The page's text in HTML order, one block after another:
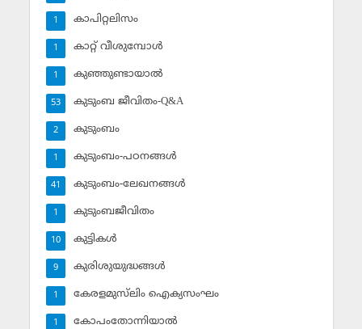
കാപിറ്റലിസം
1
കാറ്റ് വീശുമ്പോള്‍
1
കുഞ്ഞുണ്ടായാല്‍
1
കുടുംബ ജീവിതം-Q&A
53
കുടുംബം
2
കുടുംബം-പഠനങ്ങള്‍
1
കുടുംബം-ലേഖനങ്ങള്‍
41
കുടുംബജീവിതം
1
കുട്ടികള്‍
10
കുരിശുയുദ്ധങ്ങള്‍
9
കേരളമുസ്‌ലിം ഐക്യസംഘം
1
കോപംതോന്നിയാല്‍
1